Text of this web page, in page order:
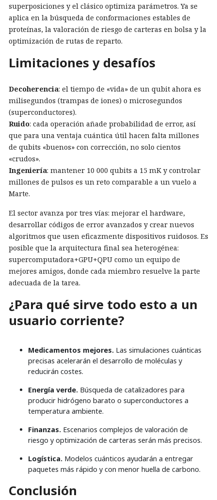
superposiciones y el clásico optimiza parámetros. Ya se
aplica en la búsqueda de conformaciones estables de
proteínas, la valoración de riesgo de carteras en bolsa y la
optimización de rutas de reparto.
Limitaciones y desafíos
Decoherencia: el tiempo de «vida» de un qubit ahora es
milisegundos (trampas de iones) o microsegundos
(superconductores).
Ruido: cada operación añade probabilidad de error, así
que para una ventaja cuántica útil hacen falta millones
de qubits «buenos» con corrección, no solo cientos
«crudos».
Ingeniería: mantener 10 000 qubits a 15 mK y controlar
millones de pulsos es un reto comparable a un vuelo a
Marte.
El sector avanza por tres vías: mejorar el hardware,
desarrollar códigos de error avanzados y crear nuevos
algoritmos que usen eficazmente dispositivos ruidosos. Es
posible que la arquitectura final sea heterogénea:
supercomputadora+GPU+QPU como un equipo de
mejores amigos, donde cada miembro resuelve la parte
adecuada de la tarea.
¿Para qué sirve todo esto a un
usuario corriente?
Medicamentos mejores. Las simulaciones cuánticas
precisas acelerarán el desarrollo de moléculas y
reducirán costes.
Energía verde. Búsqueda de catalizadores para
producir hidrógeno barato o superconductores a
temperatura ambiente.
Finanzas. Escenarios complejos de valoración de
riesgo y optimización de carteras serán más precisos.
Logística. Modelos cuánticos ayudarán a entregar
paquetes más rápido y con menor huella de carbono.
Conclusión